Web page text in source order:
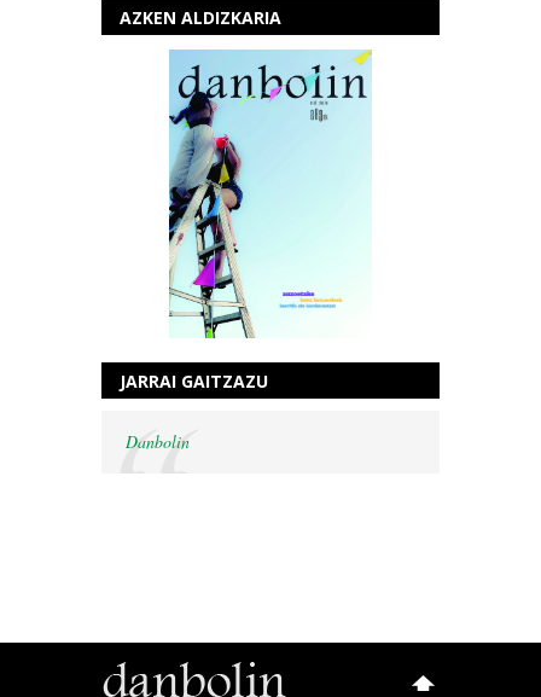
AZKEN ALDIZKARIA
JARRAI GAITZAZU
Danbolin